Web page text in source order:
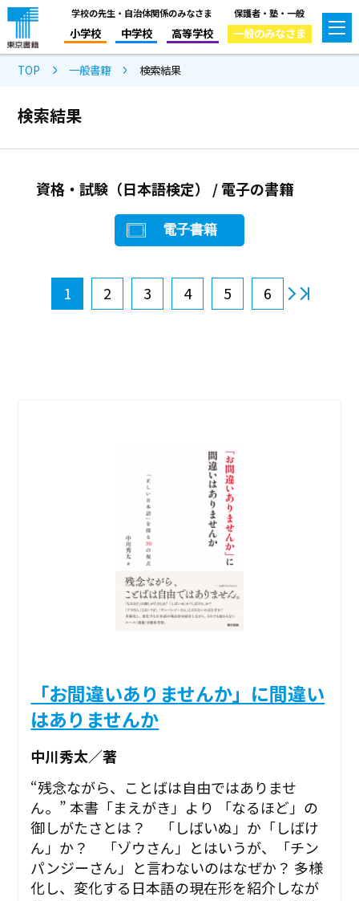
学校の先生・自治体関係のみなさま
小学校 中学校 高等学校
保護者・塾・一般
一般のみなさま
TOP 一般書籍 検索結果
検索結果
資格・試験（日本語検定） / 電子の書籍
電子書籍
1 2 3 4 5 6
「お間違いありませんか」に間違い
はありませんか
中川秀太／著
“残念ながら、ことばは自由ではありませ
ん。” ――本書「まえがき」より 「なるほど」の
御しがたさとは？ 「しばいぬ」か「しばけ
ん」か？ 「ゾウさん」とはいうが、「チン
パンジーさん」と言わないのはなぜか？ 多様
化し、変化する日本語の現在形を紹介しなが